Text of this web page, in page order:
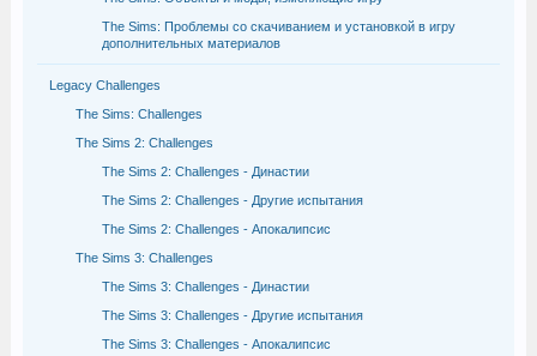
The Sims: Проблемы со скачиванием и установкой в игру
дополнительных материалов
Legacy Challenges
The Sims: Challenges
The Sims 2: Challenges
The Sims 2: Challenges - Династии
The Sims 2: Challenges - Другие испытания
The Sims 2: Challenges - Апокалипсис
The Sims 3: Challenges
The Sims 3: Challenges - Династии
The Sims 3: Challenges - Другие испытания
The Sims 3: Challenges - Апокалипсис